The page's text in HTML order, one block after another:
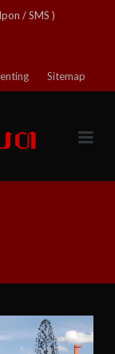
/ SMS )
Sitemap